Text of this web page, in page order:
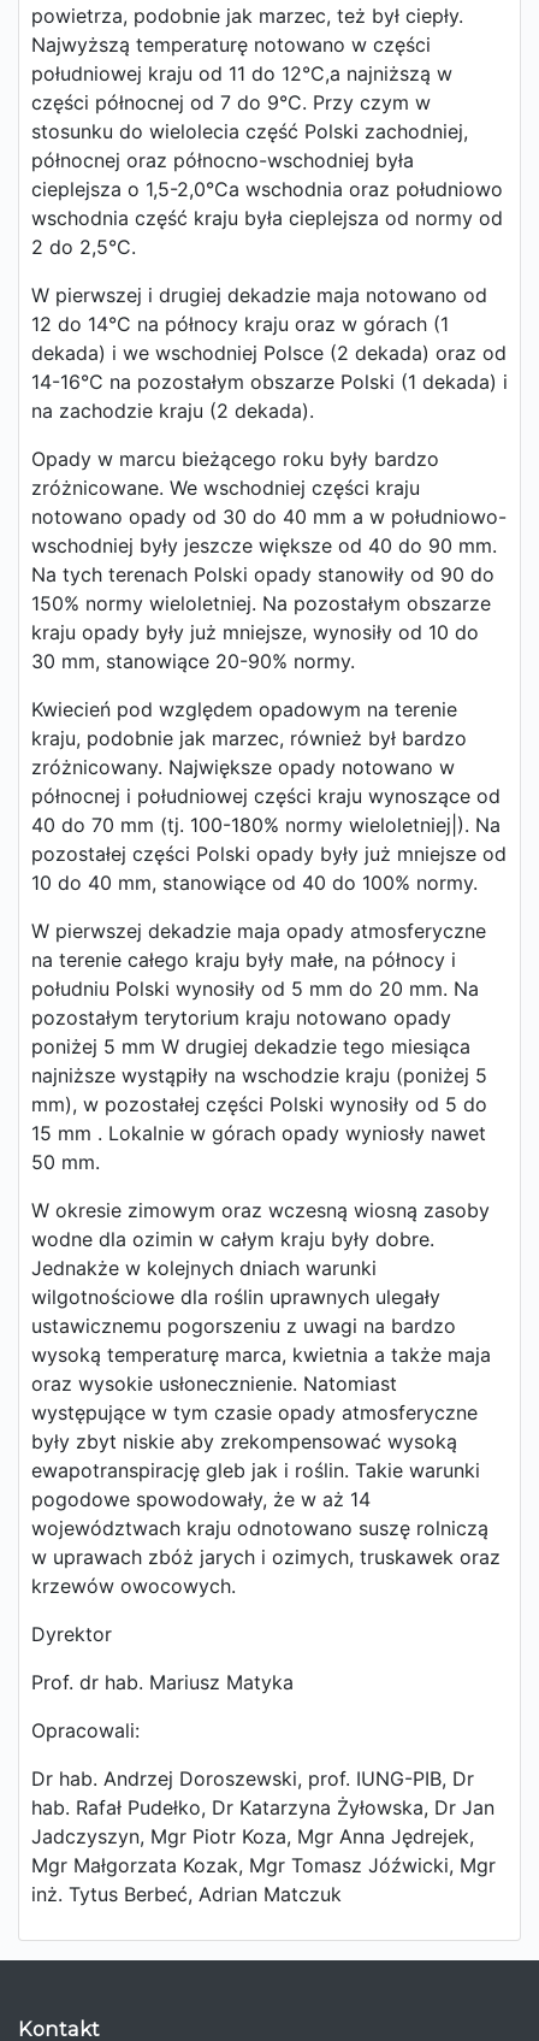
powietrza, podobnie jak marzec, też był ciepły.
Najwyższą temperaturę notowano w części
południowej kraju od 11 do 12°C,a najniższą w
części północnej od 7 do 9°C. Przy czym w
stosunku do wielolecia część Polski zachodniej,
północnej oraz północno-wschodniej była
cieplejsza o 1,5-2,0°Ca wschodnia oraz południowo
wschodnia część kraju była cieplejsza od normy od
2 do 2,5°C.
W pierwszej i drugiej dekadzie maja notowano od
12 do 14°C na północy kraju oraz w górach (1
dekada) i we wschodniej Polsce (2 dekada) oraz od
14-16°C na pozostałym obszarze Polski (1 dekada) i
na zachodzie kraju (2 dekada).
Opady w marcu bieżącego roku były bardzo
zróżnicowane. We wschodniej części kraju
notowano opady od 30 do 40 mm a w południowo-
wschodniej były jeszcze większe od 40 do 90 mm.
Na tych terenach Polski opady stanowiły od 90 do
150% normy wieloletniej. Na pozostałym obszarze
kraju opady były już mniejsze, wynosiły od 10 do
30 mm, stanowiące 20-90% normy.
Kwiecień pod względem opadowym na terenie
kraju, podobnie jak marzec, również był bardzo
zróżnicowany. Największe opady notowano w
północnej i południowej części kraju wynoszące od
40 do 70 mm (tj. 100-180% normy wieloletniej|). Na
pozostałej części Polski opady były już mniejsze od
10 do 40 mm, stanowiące od 40 do 100% normy.
W pierwszej dekadzie maja opady atmosferyczne
na terenie całego kraju były małe, na północy i
południu Polski wynosiły od 5 mm do 20 mm. Na
pozostałym terytorium kraju notowano opady
poniżej 5 mm W drugiej dekadzie tego miesiąca
najniższe wystąpiły na wschodzie kraju (poniżej 5
mm), w pozostałej części Polski wynosiły od 5 do
15 mm . Lokalnie w górach opady wyniosły nawet
50 mm.
W okresie zimowym oraz wczesną wiosną zasoby
wodne dla ozimin w całym kraju były dobre.
Jednakże w kolejnych dniach warunki
wilgotnościowe dla roślin uprawnych ulegały
ustawicznemu pogorszeniu z uwagi na bardzo
wysoką temperaturę marca, kwietnia a także maja
oraz wysokie usłonecznienie. Natomiast
występujące w tym czasie opady atmosferyczne
były zbyt niskie aby zrekompensować wysoką
ewapotranspirację gleb jak i roślin. Takie warunki
pogodowe spowodowały, że w aż 14
województwach kraju odnotowano suszę rolniczą
w uprawach zbóż jarych i ozimych, truskawek oraz
krzewów owocowych.
Dyrektor
Prof. dr hab. Mariusz Matyka
Opracowali:
Dr hab. Andrzej Doroszewski, prof. IUNG-PIB, Dr
hab. Rafał Pudełko, Dr Katarzyna Żyłowska, Dr Jan
Jadczyszyn, Mgr Piotr Koza, Mgr Anna Jędrejek,
Mgr Małgorzata Kozak, Mgr Tomasz Jóźwicki, Mgr
inż. Tytus Berbeć, Adrian Matczuk
Kontakt